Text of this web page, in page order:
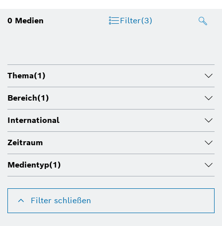
0 Medien Filter(3)
Thema(1)
Bereich(1)
International
Zeitraum
Medientyp(1)
Filter schließen